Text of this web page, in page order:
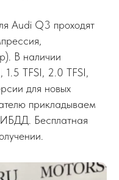
Audi Q3 проходят
В наличии
1.5 TFSI, 2.0 TFSI,
для новых
прикладываем
Бесплатная